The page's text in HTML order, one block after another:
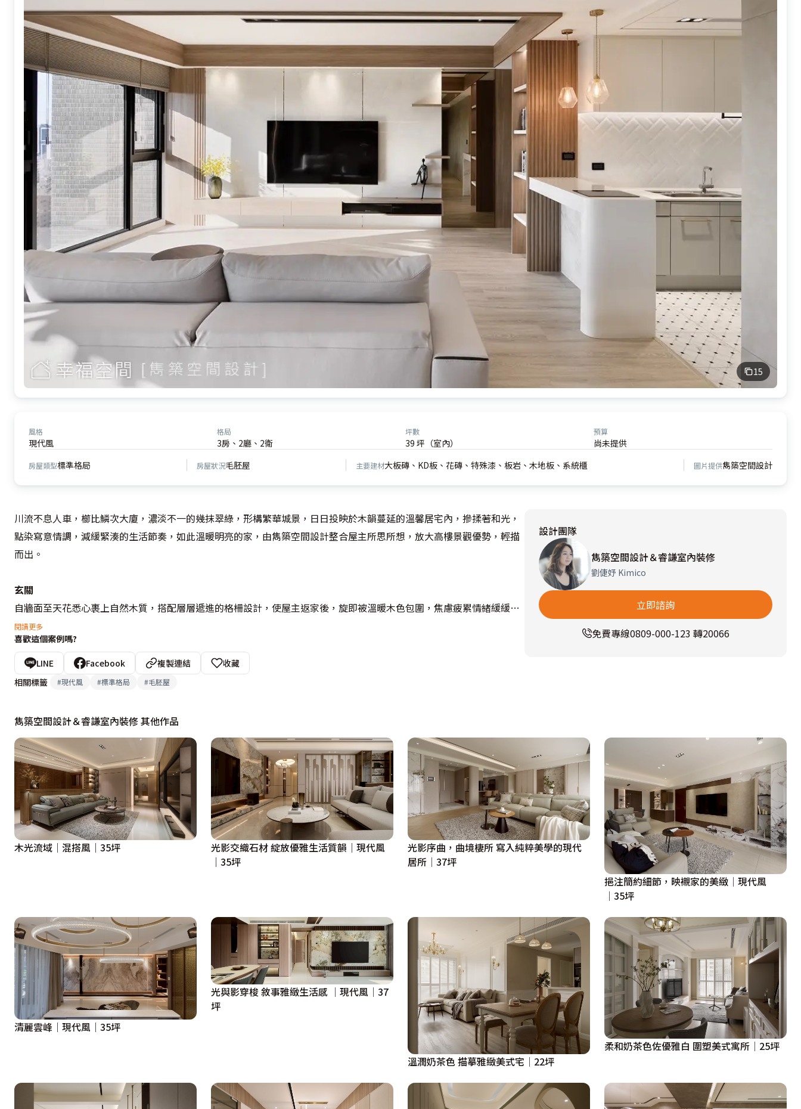
15
風格
現代風
格局
3房、2廳、2衛
坪數
39 坪（室內）
預算
尚未提供
房屋類型標準格局 房屋狀況毛胚屋 主要建材大板磚、KD板、花磚、特殊漆、板岩、木地板、系統櫃 圖片提供雋築空間設計
川流不息人車，櫛比鱗次大廈，濃淡不一的幾抹翠綠，形構繁華城景，日日投映於木韻蔓延的溫馨居宅內，摻揉著和光，
點染寫意情調，減緩緊湊的生活節奏，如此溫暖明亮的家，由雋築空間設計整合屋主所思所想，放大高樓景觀優勢，輕描
而出。
玄關
自牆面至天花悉心裹上自然木質，搭配層層遞進的格柵設計，使屋主返家後，旋即被溫暖木色包圍，焦慮疲累情緒緩緩消
融無蹤。而原本橫亙於此的突兀梁柱，劉倢妤 Kimico設計師利用斜面、光帶與木質，使其成為空間造型，同步帶入些許
時尚感。
公領域
側面設計相呼應，串聯起密切的空間關係。為了保存屋主藏酒，沙發旁短牆植入紅酒高櫃，徹底善用空間，同步挹注現代
書、寫作之處，輔以另側立面的灰底展示架，陳列屋主珍稀藏品，傾注獨一無二的個人色彩。
廚房方面，設計師拆除原有磁磚，設計中島吧台隱性切分出寬敞的開放式廚房，並以白色為主調，覆上女主人喜愛的花磚
與巧克力磚，圍塑浪漫美式情調。
私領域
主臥室入口原本位於廊道底端，但設計師將其改至客廳後方，使原本門口位置的畸零處變身成小儲藏室，提升整體機能
櫃、書架等基本收納，其餘部分留白，讓孩子長大後自由置入想要的物件，帶入專屬風格。
閱讀更多
喜歡這個案例嗎?
LINE Facebook 複製連結
收藏
相關標籤
#現代風 #標準格局 #毛胚屋
設計團隊
雋築空間設計＆睿謙室內裝修
劉倢妤 Kimico
立即諮詢
免費專線0809-000-123 轉20066
雋築空間設計＆睿謙室內裝修 其他作品
木光流域｜混搭風｜35坪
光影交織石材 綻放優雅生活質韻｜現代風
｜35坪
光影序曲，曲境棲所 寫入純粹美學的現代
居所│37坪
挹注簡約細節，映襯家的美緻│現代風
│35坪
清麗雲峰｜現代風｜35坪
光與影穿梭 敘事雅緻生活感 │現代風│37
坪
溫潤奶茶色 描摹雅緻美式宅│22坪
柔和奶茶色佐優雅白 圍塑美式寓所│25坪